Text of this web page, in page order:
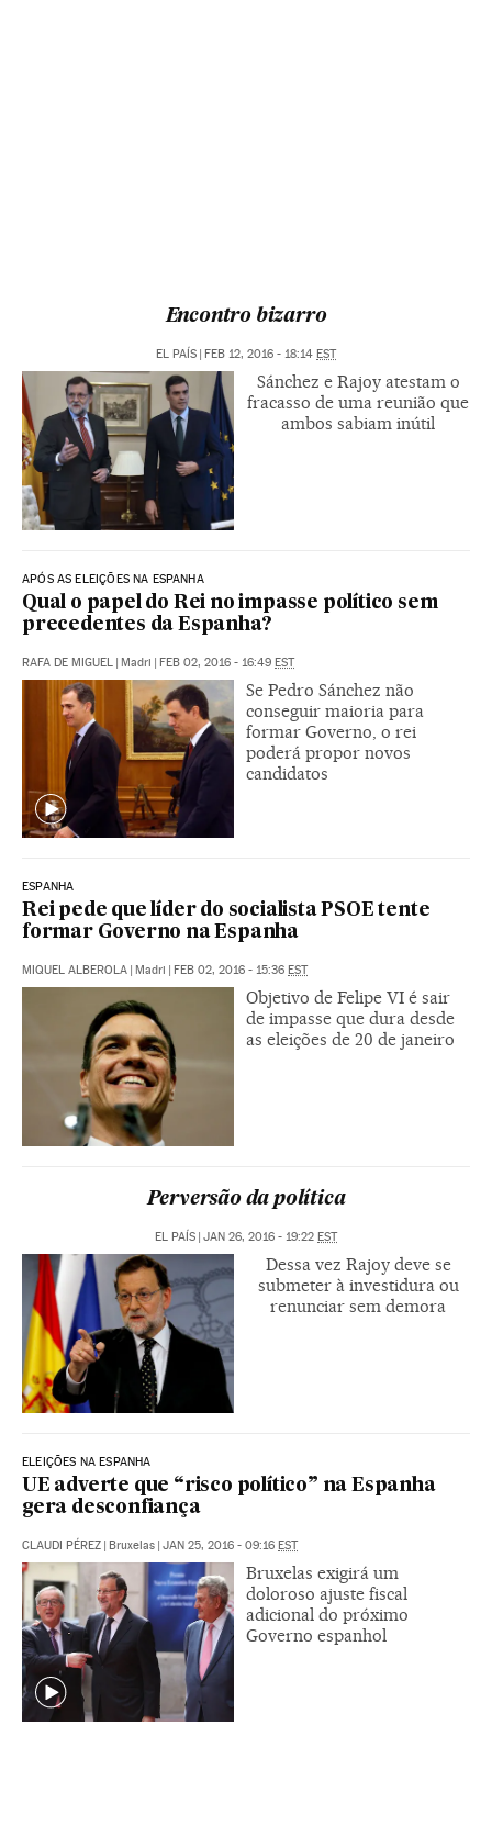
Encontro bizarro
EL PAÍS | FEB 12, 2016 - 18:14 EST
Sánchez e Rajoy atestam o
fracasso de uma reunião que
ambos sabiam inútil
APÓS AS ELEIÇÕES NA ESPANHA
Qual o papel do Rei no impasse político sem
precedentes da Espanha?
RAFA DE MIGUEL | Madri | FEB 02, 2016 - 16:49 EST
Se Pedro Sánchez não
conseguir maioria para
formar Governo, o rei
poderá propor novos
candidatos
ESPANHA
Rei pede que líder do socialista PSOE tente
formar Governo na Espanha
MIQUEL ALBEROLA Madri FEB 02, 2016 - 15:36 EST
Objetivo de Felipe VI é sair
de impasse que dura desde
as eleições de 20 de janeiro
Perversão da política
EL PAÍS JAN 26, 2016 - 19:22 EST
Dessa vez Rajoy deve se
submeter à investidura ou
renunciar sem demora
ELEIÇÕES NA ESPANHA
UE adverte que “risco político” na Espanha
gera desconfiança
CLAUDI PÉREZ Bruxelas JAN 25, 2016 - 09:16 EST
Bruxelas exigirá um
doloroso ajuste fiscal
adicional do próximo
Governo espanhol